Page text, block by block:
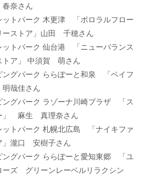
奈さん
ットパーク 木更津 「ポロラルフロー
ーストア」山田 千穂さん
ットパーク 仙台港 「ニューバランス
トア」 中須賀 萌さん
ングパーク ららぽーと和泉 「ベイフ
哉佳さん
ングパーク ラゾーナ川崎プラザ 「ス
」 麻生 真理奈さん
ットパーク 札幌北広島 「ナイキファ
」瀧口 安樹子さん
ングパーク ららぽーと愛知東郷 「ユ
ーズ グリーンレーベルリラクシン